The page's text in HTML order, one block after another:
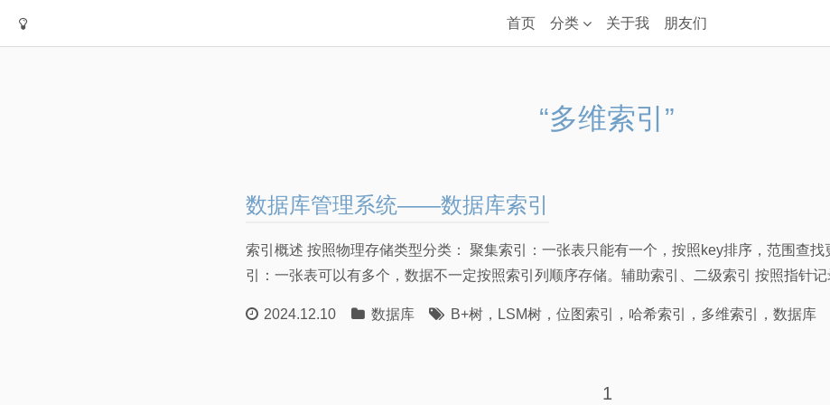
首页 分类 关于我 朋友们
“多维索引”
数据库管理系统——数据库索引
索引概述 按照物理存储类型分类： 聚集索引：一张表只能有一个，按照key排序，范围查找
引：一张表可以有多个，数据不一定按照索引列顺序存储。辅助索引、二级索引 按照指针记
2024.12.10 数据库 B+树， LSM树， 位图索引 ， 哈希索引 ， 多维索引 ， 数据库
1